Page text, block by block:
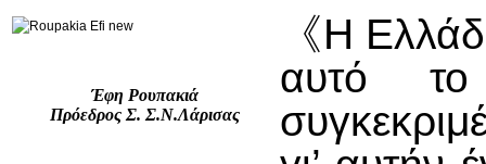
Έφη Ρουπακιά
Πρόεδρος Σ. Σ.Ν.Λάρισας
《Η
αυτό το